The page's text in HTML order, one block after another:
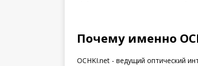
Почему именно
OCHKI.net - ведущий оптический